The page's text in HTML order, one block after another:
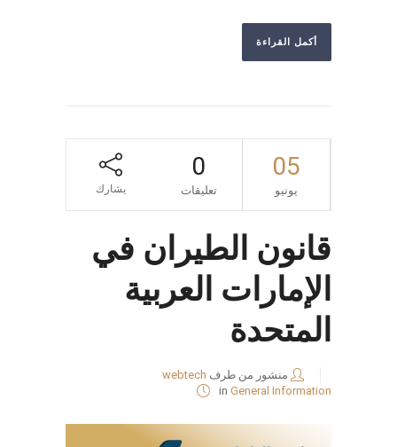
أكمل القراءة
05
يونيو
0
تعليقات يشارك
قانون الطيران في
الإمارات العربية
المتحدة
منشور من طرف webtech
in General Information